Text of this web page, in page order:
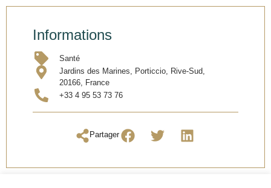
Informations
Santé
Jardins des Marines, Porticcio, Rive-Sud,
20166, France
+33 4 95 53 73 76
Partager